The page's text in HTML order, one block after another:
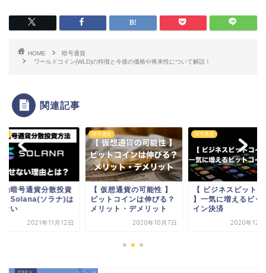
HOME
暗号通貨
ワールドコイン(WLD)の特徴と今後の価格や将来性について解説！
関連記事
軸暗号通貨分散投資
】Solana(ソラナ)は
ない
2021年11月12日
暗号通貨
【 仮想通貨の可能性 】
ビットコインは伸びる？
メリット・デメリット
2020年10月7日
暗号通貨
【 ビジネスビット
】一気に増えるビッ
イン決済
2020年12